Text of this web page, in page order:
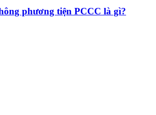
phương tiện PCCC là gì?